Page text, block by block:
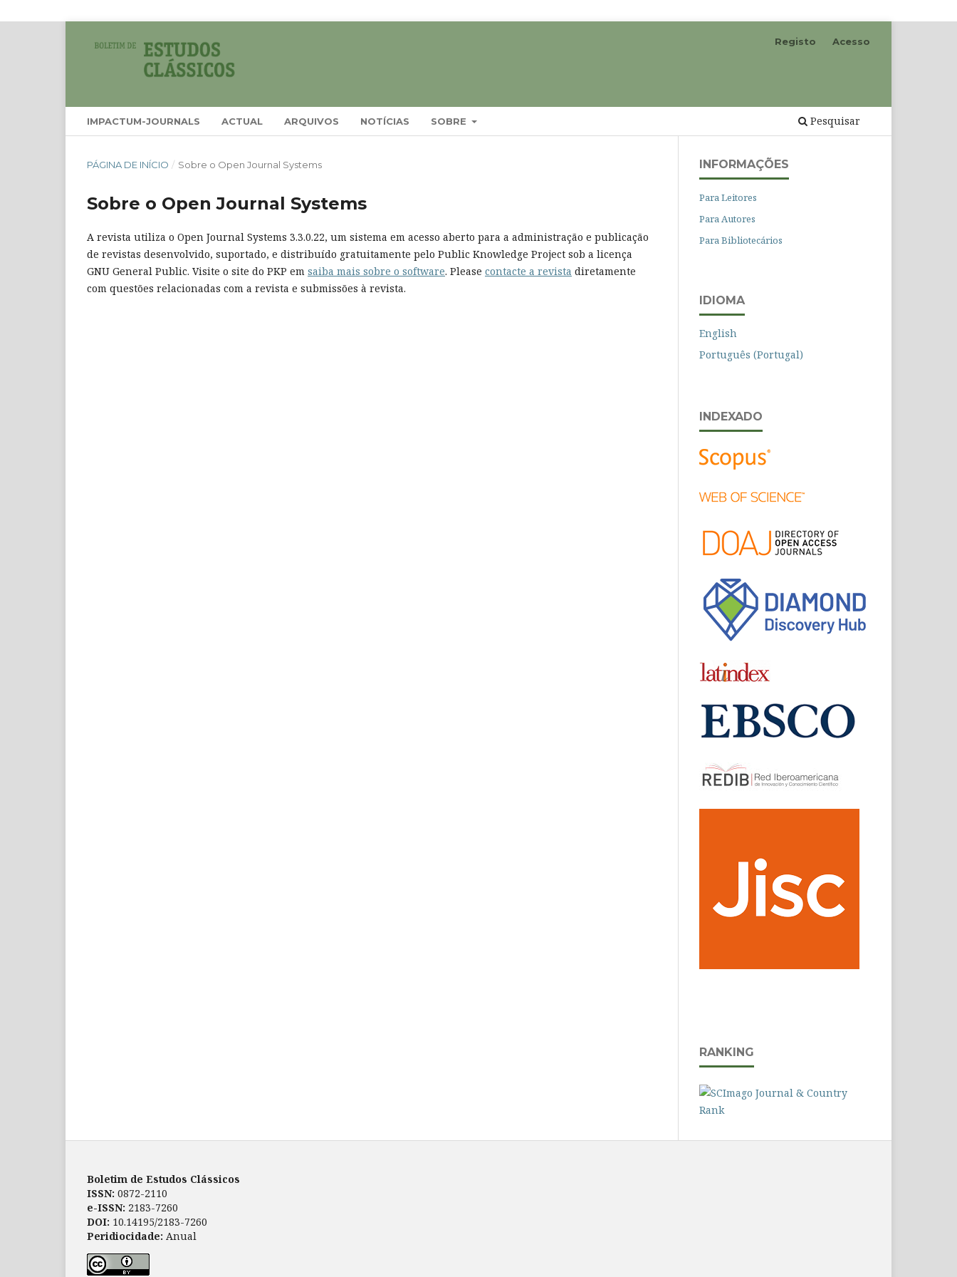
IMPACTUM-JOURNALS ACTUAL ARQUIVOS NOTÍCIAS SOBRE Pesquisar
Registo Acesso
PÁGINA DE INÍCIO / Sobre o Open Journal Systems
Sobre o Open Journal Systems
A revista utiliza o Open Journal Systems 3.3.0.22, um sistema em acesso aberto para a administração e publicação
de revistas desenvolvido, suportado, e distribuído gratuitamente pelo Public Knowledge Project sob a licença
GNU General Public. Visite o site do PKP em saiba mais sobre o software. Please contacte a revista diretamente
com questões relacionadas com a revista e submissões à revista.
INFORMAÇÕES
Para Leitores
Para Autores
Para Bibliotecários
IDIOMA
English
Português (Portugal)
INDEXADO
RANKING
Boletim de Estudos Clássicos
ISSN: 0872-2110
e-ISSN: 2183-7260
DOI: 10.14195/2183-7260
Peridiocidade: Anual